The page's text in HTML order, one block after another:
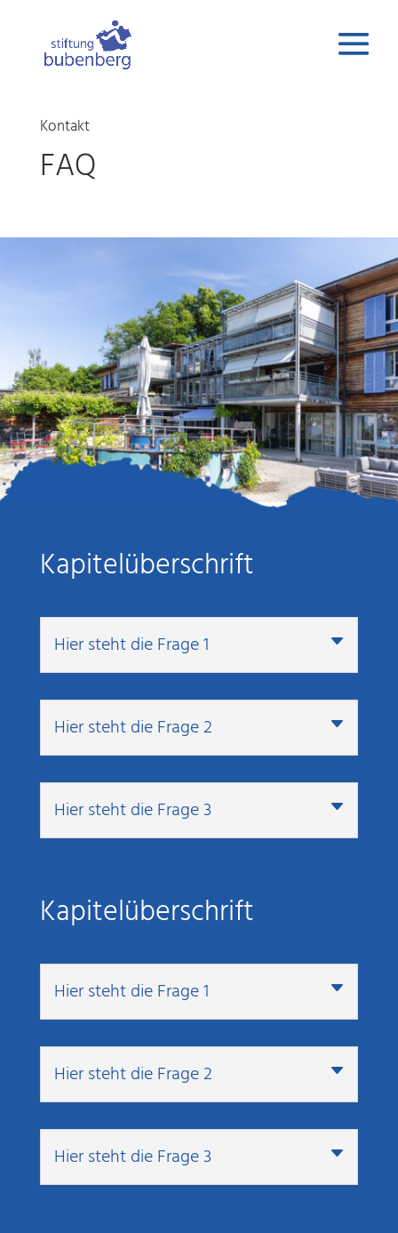
Kontakt
FAQ
Kapitelüberschrift
Hier steht die Frage 1
Hier steht die Frage 2
Hier steht die Frage 3
Kapitelüberschrift
Hier steht die Frage 1
Hier steht die Frage 2
Hier steht die Frage 3